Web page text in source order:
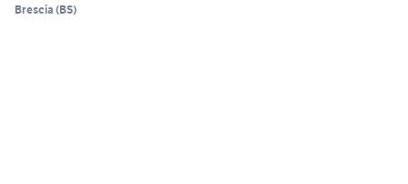
Brescia (BS)